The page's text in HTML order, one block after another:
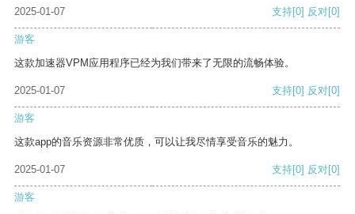
2025-01-07
支持[0] 反对[0]
游客
这款加速器VPM应用程序已经为我们带来了无限的流畅体验。
2025-01-07 支持[0] 反对[0]
游客
这款app的音乐资源非常优质，可以让我尽情享受音乐的魅力。
2025-01-07 支持[0] 反对[0]
游客